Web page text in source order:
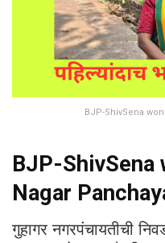
BJP-ShivSena
BJP-ShivSena
Nagar
गुहागर नगरपंचायतीची